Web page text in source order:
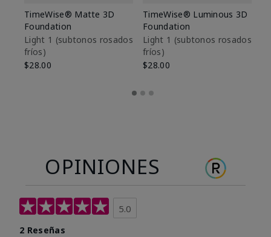
TimeWise® Matte 3D
Foundation
Light 1​ (subtonos rosados
fríos)
$28.00
TimeWise® Luminous 3D
Foundation
Light 1​ (subtonos rosados
fríos)
$28.00
OPINIONES
5.0
2 Reseñas